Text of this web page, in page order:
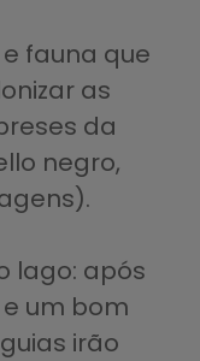
fauna que
as
da
negro,
lago: após
um bom
irão